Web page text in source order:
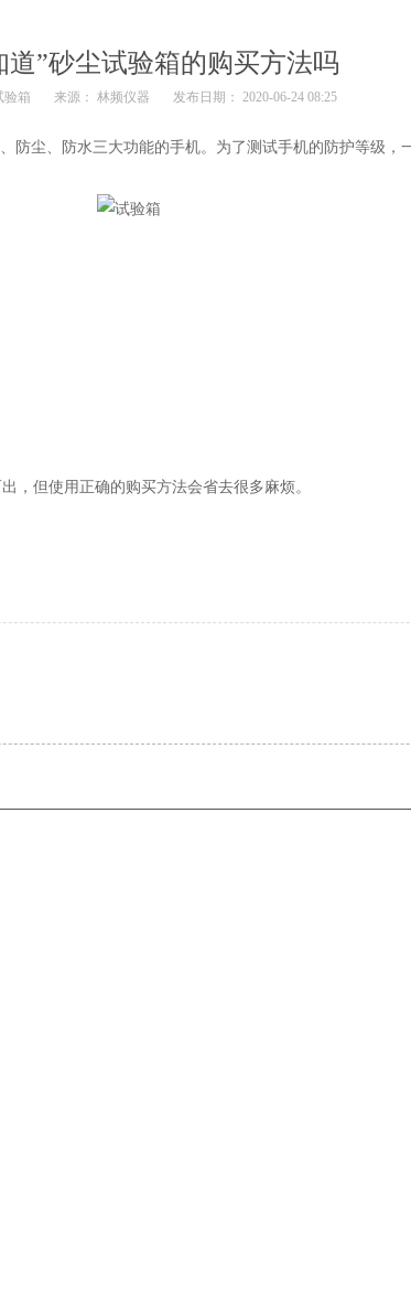
道”砂尘试验箱的购买方法吗
验箱 来源： 林频仪器 发布日期： 2020-06-24 08:25
尘、防水三大功能的手机。为了测试手机的防护等级，
，但使用正确的购买方法会省去很多麻烦。